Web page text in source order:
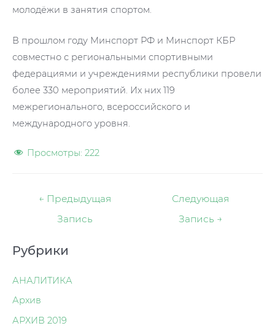
молодёжи в занятия спортом.
В прошлом году Минспорт РФ и Минспорт КБР
совместно с региональными спортивными
федерациями и учреждениями республики провели
более 330 мероприятий. Их них 119
межрегионального, всероссийского и
международного уровня.
Просмотры: 222
Навигация
← Предыдущая
Запись
Следующая
Запись →
Рубрики
АНАЛИТИКА
Архив
АРХИВ 2019